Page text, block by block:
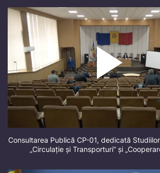
Consultarea Publică CP-01, dedicată
„Circulație și Transporturi” și